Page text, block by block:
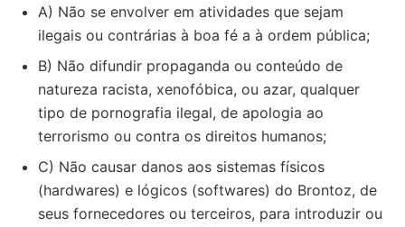
A) Não se envolver em atividades que sejam
ilegais ou contrárias à boa fé a à ordem pública;
B) Não difundir propaganda ou conteúdo de
natureza racista, xenofóbica, ou azar, qualquer
tipo de pornografia ilegal, de apologia ao
terrorismo ou contra os direitos humanos;
C) Não causar danos aos sistemas físicos
(hardwares) e lógicos (softwares) do Brontoz, de
seus fornecedores ou terceiros, para introduzir ou